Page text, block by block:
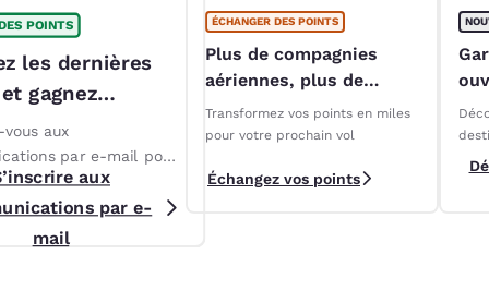
POINTS
les dernières
gagnez
en prime !*
aux
par e-mail pour
dernières offres
et promotions
aux membres. Les
aux
par e-
mail
ÉCHANGER DES POINTS
Plus de compagnies
aériennes, plus de
moyens d'échanger
Transformez vos points en miles
pour votre prochain vol
Échangez vos points